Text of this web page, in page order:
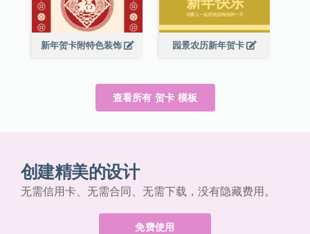
新年贺卡附特色装饰 园景农历新年贺卡
查看所有 贺卡 模板
创建精美的设计
无需信用卡、无需合同、无需下载，没有隐藏费用。
免费使用